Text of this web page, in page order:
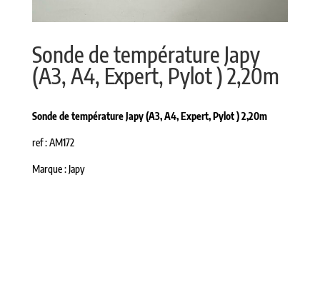
Sonde de température Japy
(A3, A4, Expert, Pylot ) 2,20m
Sonde de température Japy (A3, A4, Expert, Pylot ) 2,20m
ref : AM172
Marque : Japy